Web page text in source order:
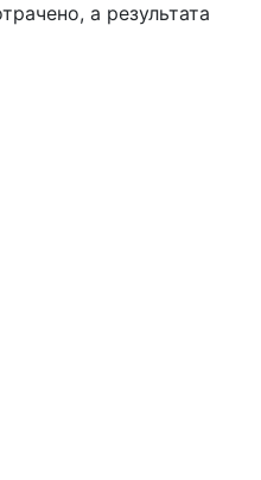
а результата